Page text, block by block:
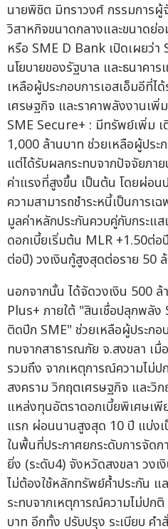
นายพิชิต มิทราวงศ์ กรรมการ
วิสาหกิจขนาดกลางและขนาดย่
หรือ SME D Bank เปิดเผยว่า
นโยบายของรัฐบาล และธนาคา
เหลือผู้ประกอบการเอสเอ็มอีที่ไ
เศรษฐกิจ และราคาพลังงานเ
SME Secure+ : มีทรัพย์เพิ่ม
1,000 ล้านบาท ช่วยเหลือผู้ปร
แต่ได้รับผลกระทบจากปัจจัยภา
ค่าแรงที่สูงขึ้น เป็นต้น โดยผ่อ
ความสามารถชำระหนี้เป็นการเ
มูลค่าหลักประกันควบคู่กับกระแ
ดอกเบี้ยเริ่มต้น MLR +1.50ต่
ต่อปี) วงเงินกู้สูงสุดต่อราย 50
นอกจากนั้น ได้จัดวงเงิน 500 ล้
Plus+ ภายใต้ "สินเชื่อปลุกพลั
ติดปีก SME" ช่วยเหลือผู้ประกอ
ทบจากสาธารณภัย จ.สงขลา เ
รวมถึง จากเหตุการณ์ความไม่
สงคราม วิกฤตเศรษฐกิจ และวิ
แหล่งทุนอัตราดอกเบี้ยพิเศษเ
แรก ผ่อนนานสูงสุด 10 ปี แบ่งเ
ในพื้นที่ประกาศยกระดับการจัด
ยิ่ง (ระดับ4) จังหวัดสงขลา วง
ไม่ต้องใช้หลักทรัพย์ค้ำประกัน แ
ระทบจากเหตุการณ์ความไม่ปก
บาท อีกทั้ง ปรับปรุง ระเบียบ ค